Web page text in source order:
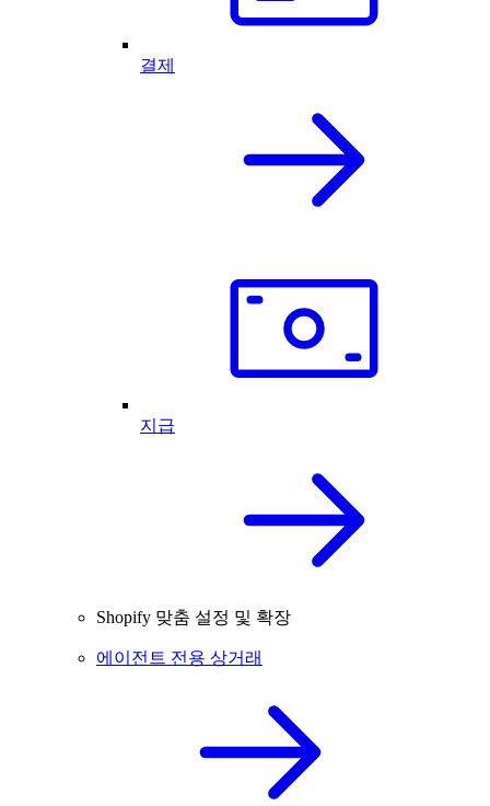
결제
지급
Shopify 맞춤 설정 및 확장
에이전트 전용 상거래